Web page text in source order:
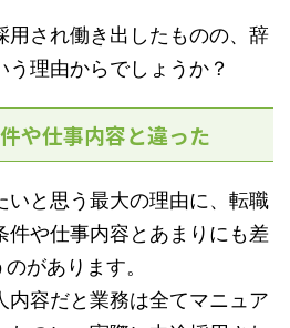
用され働き出したものの、辞
理由からでしょうか？
や仕事内容と違った
いと思う最大の理由に、転職
件や仕事内容とあまりにも差
があります。
内容だと業務は全てマニュア